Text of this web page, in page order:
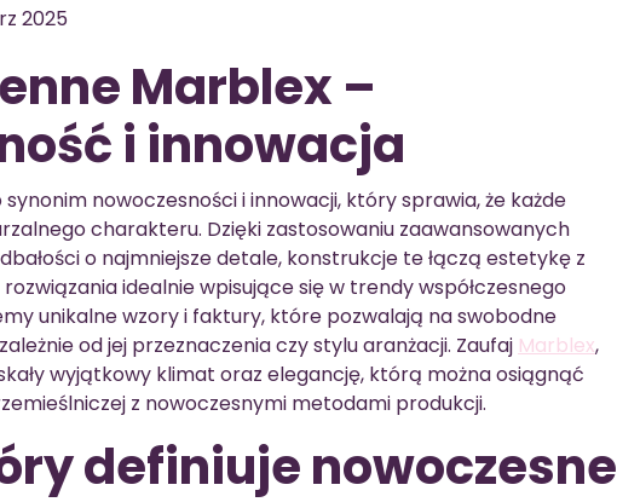
2025
Marblex –
i innowacja
nowoczesności i innowacji, który sprawia, że każde
charakteru. Dzięki zastosowaniu zaawansowanych
o najmniejsze detale, konstrukcje te łączą estetykę z
idealnie wpisujące się w trendy współczesnego
unikalne wzory i faktury, które pozwalają na swobodne
od jej przeznaczenia czy stylu aranżacji. Zaufaj Marblex,
wyjątkowy klimat oraz elegancję, którą można osiągnąć
z nowoczesnymi metodami produkcji.
definiuje nowoczesne